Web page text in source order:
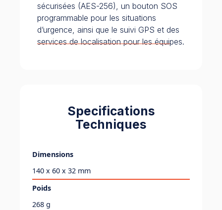
sécurisées (AES-256), un bouton SOS
programmable pour les situations
d’urgence, ainsi que le suivi GPS et des
services de localisation pour les équipes.
Specifications
Techniques
Dimensions
140 x 60 x 32 mm
Poids
268 g